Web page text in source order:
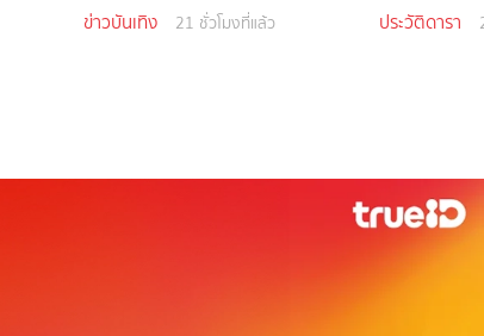
ข่าวบันเทิง 21 ชั่วโมงที่แล้ว ประวัติดารา